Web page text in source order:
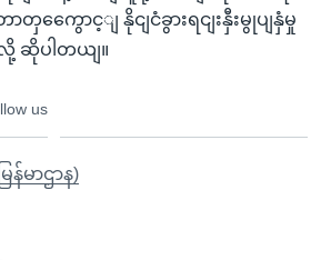
တှကွေောင့ျ နိုငျငံခွားရငျးနှီးမွုပျနှံမှု
ဆိုပါတယျ။
us
န်မာဌာန)